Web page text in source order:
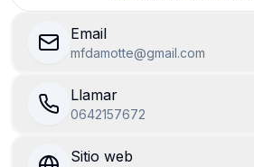
Email
mfdamotte@gmail.com
Llamar
0642157672
Sitio web